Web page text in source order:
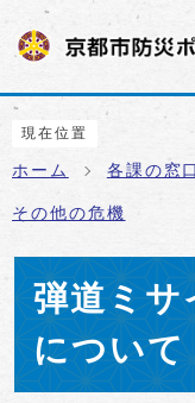
ページの先頭です
ここから本文です
現在位置
ホーム 各課の窓口
その他の危機
弾道ミサ
について